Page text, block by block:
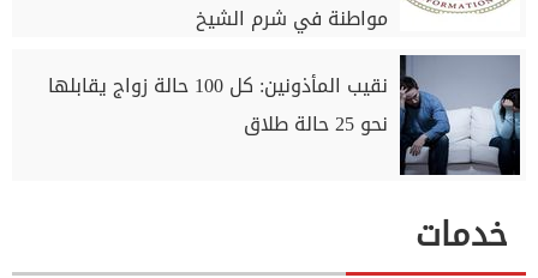
مواطنة في شرم الشيخ
نقيب المأذونين: كل 100 حالة زواج يقابلها
نحو 25 حالة طلاق
خدمات